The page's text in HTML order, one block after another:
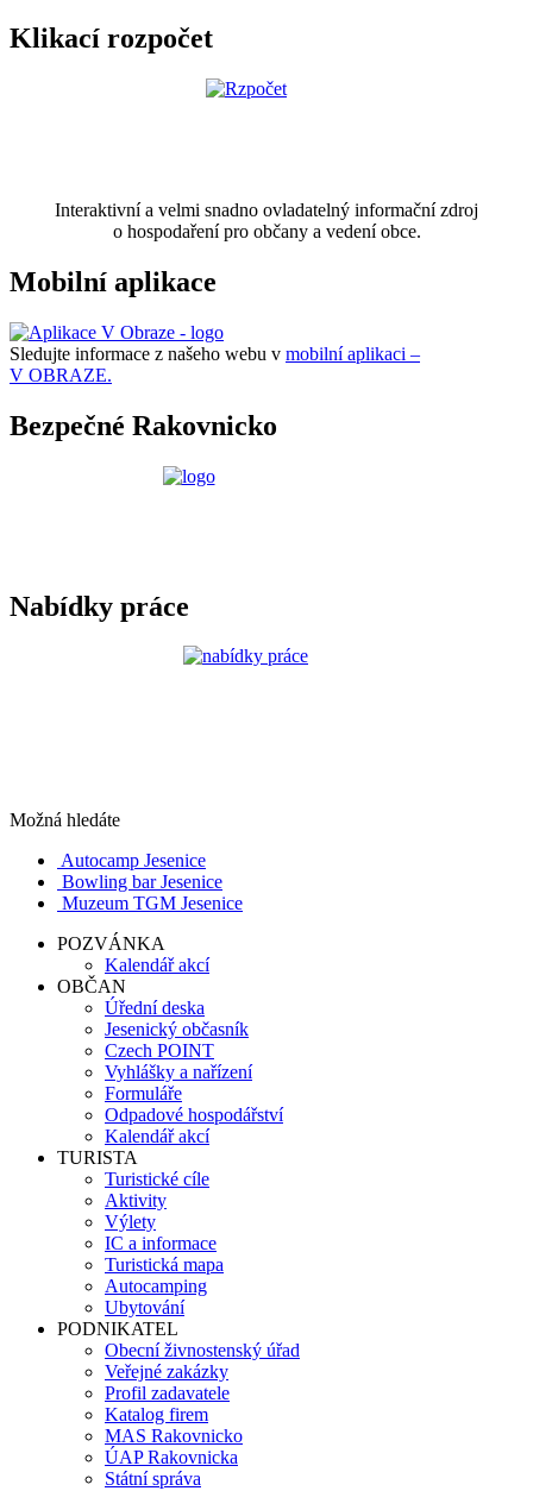
Klikací rozpočet
Interaktivní a velmi snadno ovladatelný informační zdroj
o hospodaření pro občany a vedení obce.
Mobilní aplikace
Sledujte informace z našeho webu v mobilní aplikaci –
V OBRAZE.
Bezpečné Rakovnicko
Nabídky práce
Možná hledáte
Autocamp Jesenice
Bowling bar Jesenice
Muzeum TGM Jesenice
POZVÁNKA
Kalendář akcí
OBČAN
Úřední deska
Jesenický občasník
Czech POINT
Vyhlášky a nařízení
Formuláře
Odpadové hospodářství
Kalendář akcí
TURISTA
Turistické cíle
Aktivity
Výlety
IC a informace
Turistická mapa
Autocamping
Ubytování
PODNIKATEL
Obecní živnostenský úřad
Veřejné zakázky
Profil zadavatele
Katalog firem
MAS Rakovnicko
ÚAP Rakovnicka
Státní správa